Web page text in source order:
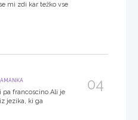
mi zdi kar težko vse
pa francoscino.Ali je
jezika, ki ga
04